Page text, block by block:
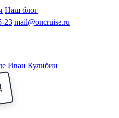
Все города
ПермьВ Ростов-на-Дону
По ОкеПо Енисею
революция
Иван
Наш блог
23 mail@oncruise.ru
Иван Кулибин